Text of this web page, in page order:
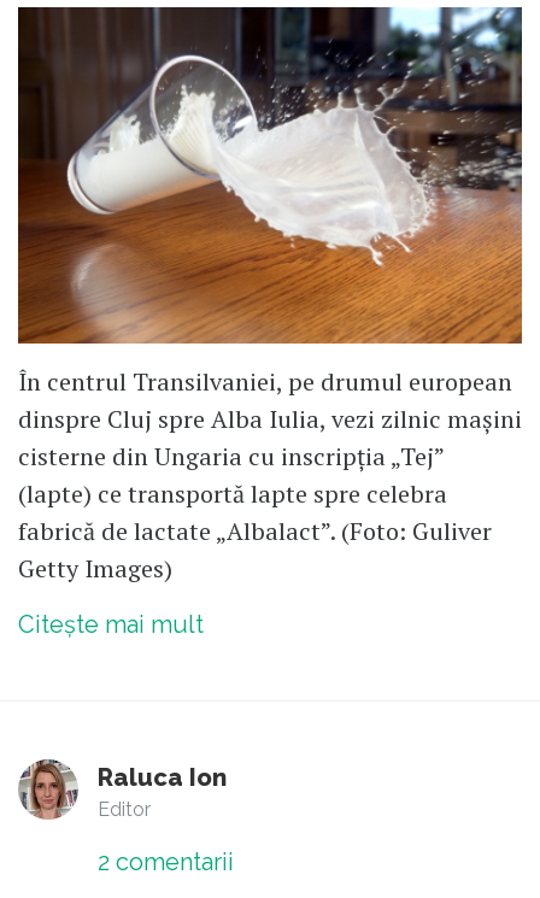
În centrul Transilvaniei, pe drumul european
dinspre Cluj spre Alba Iulia, vezi zilnic mașini
cisterne din Ungaria cu inscripția „Tej”
(lapte) ce transportă lapte spre celebra
fabrică de lactate „Albalact”. (Foto: Guliver
Getty Images)
Citește mai mult
Raluca Ion
Editor
2 comentarii